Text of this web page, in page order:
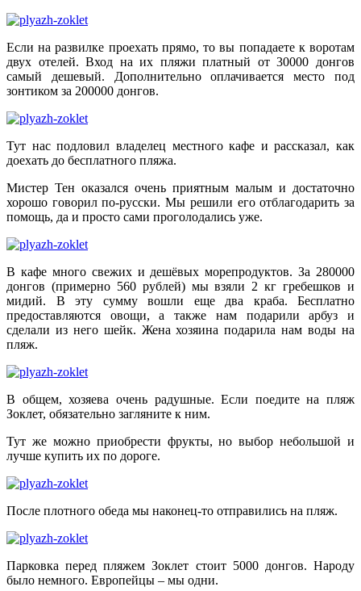
Если на развилке проехать прямо, то вы попадаете к воротам
двух отелей. Вход на их пляжи платный от 30000 донгов
самый дешевый. Дополнительно оплачивается место под
зонтиком за 200000 донгов.
Тут нас подловил владелец местного кафе и рассказал, как
доехать до бесплатного пляжа.
Мистер Тен оказался очень приятным малым и достаточно
хорошо говорил по-русски. Мы решили его отблагодарить за
помощь, да и просто сами проголодались уже.
В кафе много свежих и дешёвых морепродуктов. За 280000
донгов (примерно 560 рублей) мы взяли 2 кг гребешков и
мидий. В эту сумму вошли еще два краба. Бесплатно
предоставляются овощи, а также нам подарили арбуз и
сделали из него шейк. Жена хозяина подарила нам воды на
пляж.
В общем, хозяева очень радушные. Если поедите на пляж
Зоклет, обязательно загляните к ним.
Тут же можно приобрести фрукты, но выбор небольшой и
лучше купить их по дороге.
После плотного обеда мы наконец-то отправились на пляж.
Парковка перед пляжем Зоклет стоит 5000 донгов. Народу
было немного. Европейцы – мы одни.